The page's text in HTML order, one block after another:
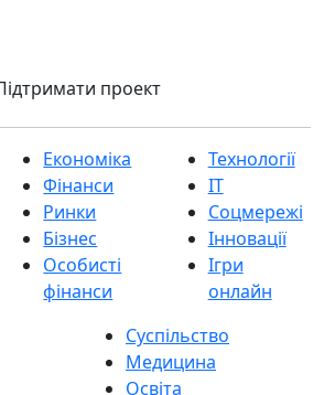
проект
Економіка
Фінанси
Ринки
Бізнес
Особисті
фінанси
Технології
IT
Соцмережі
Інновації
Ігри
онлайн
Суспільство
Медицина
Освіта